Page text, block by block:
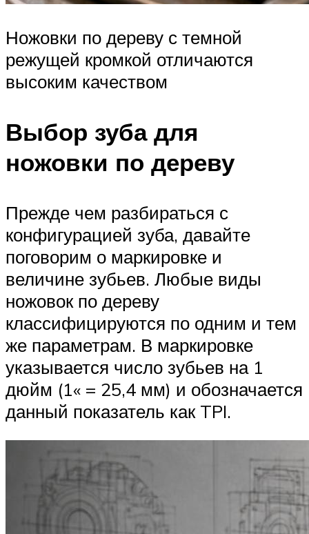
Ножовки по дереву с темной
режущей кромкой отличаются
высоким качеством
Выбор зуба для
ножовки по дереву
Прежде чем разбираться с
конфигурацией зуба, давайте
поговорим о маркировке и
величине зубьев. Любые виды
ножовок по дереву
классифицируются по одним и тем
же параметрам. В маркировке
указывается число зубьев на 1
дюйм (1« = 25,4 мм) и обозначается
данный показатель как TPI.